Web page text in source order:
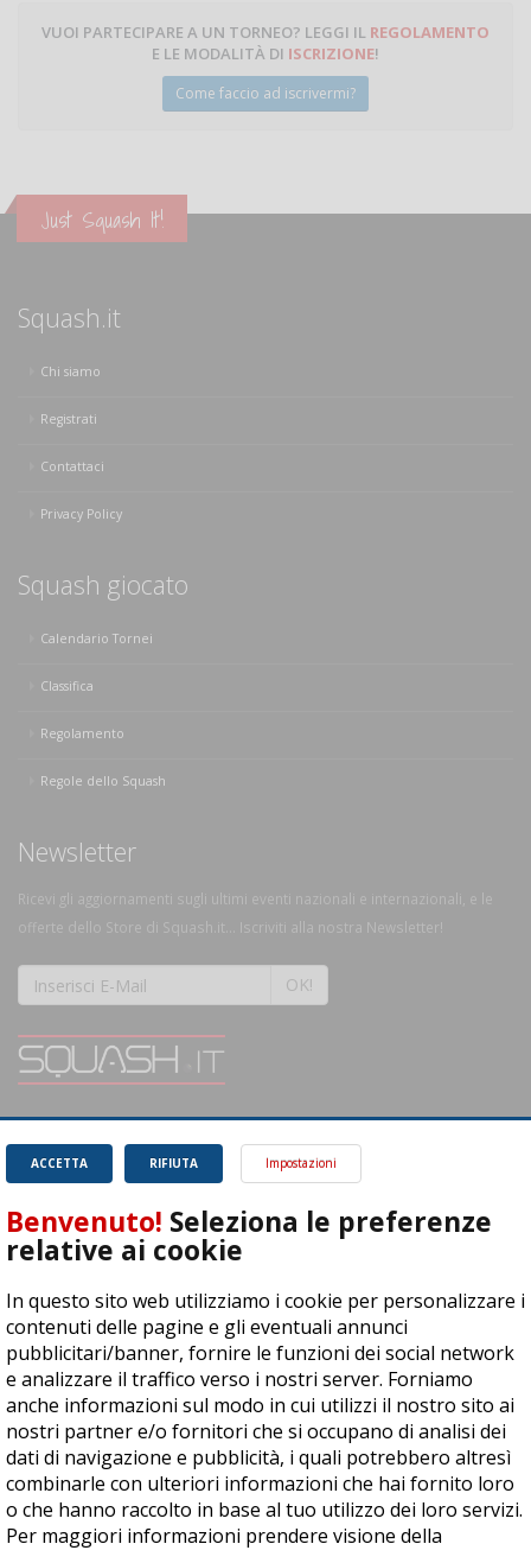
VUOI PARTECIPARE A UN TORNEO? LEGGI IL REGOLAMENTO
E LE MODALITÀ DI ISCRIZIONE!
Come faccio ad iscrivermi?
Just Squash It!
Squash.it
Chi siamo
Registrati
Contattaci
Privacy Policy
Squash giocato
Calendario Tornei
Classifica
Regolamento
Regole dello Squash
Newsletter
Ricevi gli aggiornamenti sugli ultimi eventi nazionali e internazionali, e le
offerte dello Store di Squash.it... Iscriviti alla nostra Newsletter!
OK!
SQUASH.it: Il punto di riferimento quotidiano per tutti gli amanti di questo
magnifico sport.
Leggi
RIFIUTA
ACCETTA Impostazioni
Benvenuto! Seleziona le preferenze
relative ai cookie
In questo sito web utilizziamo i cookie per personalizzare i
contenuti delle pagine e gli eventuali annunci
pubblicitari/banner, fornire le funzioni dei social network
e analizzare il traffico verso i nostri server. Forniamo
anche informazioni sul modo in cui utilizzi il nostro sito ai
nostri partner e/o fornitori che si occupano di analisi dei
dati di navigazione e pubblicità, i quali potrebbero altresì
combinarle con ulteriori informazioni che hai fornito loro
o che hanno raccolto in base al tuo utilizzo dei loro servizi.
Per maggiori informazioni prendere visione della
ASD Let's Sport - Via T. Olivelli 3, 25014 Castenedolo (BS) - P. Iva:
04278030988
© Copyright 2015 | All Rights Reserved - Powered byDynDevice
Privacy Policy Cookie Policy Accessibilità Sitemap